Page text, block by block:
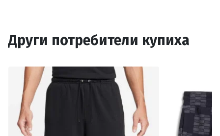
Други потребители купиха